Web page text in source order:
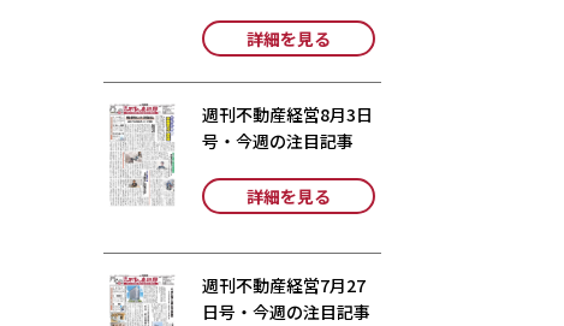
詳細を見る
週刊不動産経営8月3日
号・今週の注目記事
詳細を見る
週刊不動産経営7月27
日号・今週の注目記事